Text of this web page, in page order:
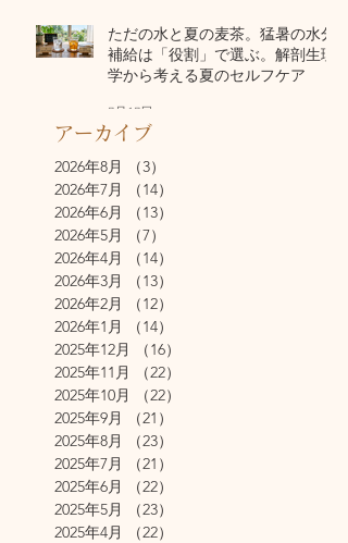
ただの水と夏の麦茶。猛暑の水分
補給は「役割」で選ぶ。解剖生理
学から考える夏のセルフケア
7月17日
アーカイブ
2026年8月
（3）
2026年7月
（14）
2026年6月
（13）
2026年5月
（7）
2026年4月
（14）
2026年3月
（13）
2026年2月
（12）
2026年1月
（14）
2025年12月
（16）
2025年11月
（22）
2025年10月
（22）
2025年9月
（21）
2025年8月
（23）
2025年7月
（21）
2025年6月
（22）
2025年5月
（23）
2025年4月
（22）